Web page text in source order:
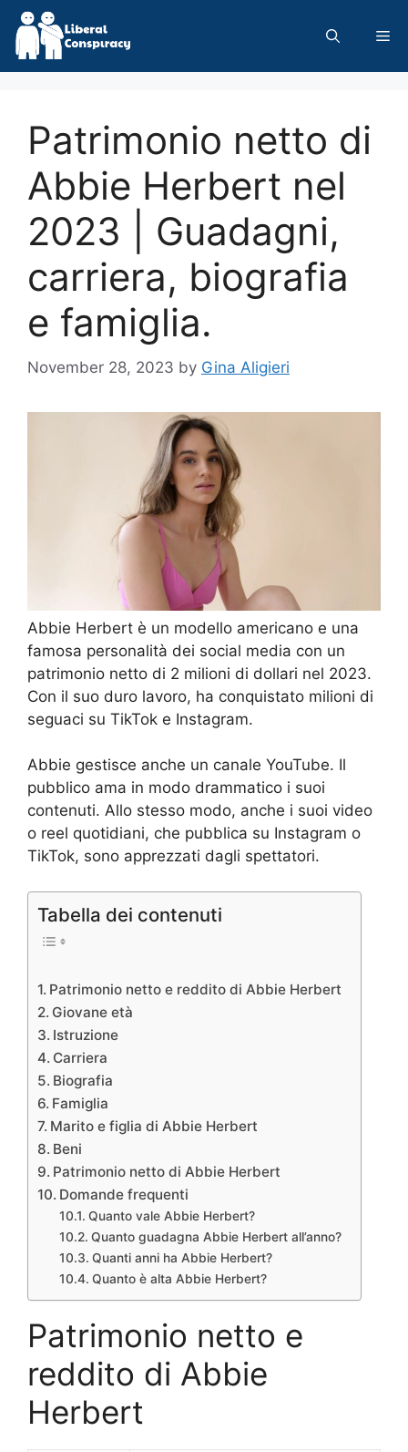
Skip
content
Patrimonio netto di
Abbie Herbert nel
2023 | Guadagni,
carriera, biografia
e famiglia.
November 28, 2023 by Gina Aligieri
Abbie Herbert è un modello americano e una
famosa personalità dei social media con un
patrimonio netto di 2 milioni di dollari nel 2023.
Con il suo duro lavoro, ha conquistato milioni di
seguaci su TikTok e Instagram.
Abbie gestisce anche un canale YouTube. Il
pubblico ama in modo drammatico i suoi
contenuti. Allo stesso modo, anche i suoi video
o reel quotidiani, che pubblica su Instagram o
TikTok, sono apprezzati dagli spettatori.
Tabella dei contenuti
Patrimonio netto e reddito di Abbie Herbert
Giovane età
Istruzione
Carriera
Biografia
Famiglia
Marito e figlia di Abbie Herbert
Beni
Patrimonio netto di Abbie Herbert
Domande frequenti
Quanto vale Abbie Herbert?
Quanto guadagna Abbie Herbert all’anno?
Quanti anni ha Abbie Herbert?
Quanto è alta Abbie Herbert?
Patrimonio netto e
reddito di Abbie
Herbert